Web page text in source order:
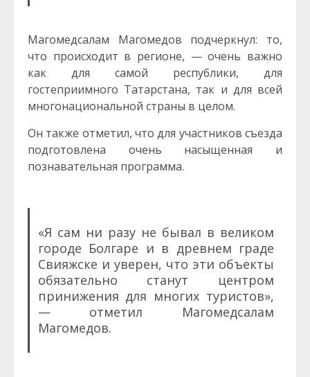
Магомедсалам Магомедов подчеркнул: то,
что происходит в регионе, — очень важно
как для самой республики, для
гостеприимного Татарстана, так и для всей
многонациональной страны в целом.
Он также отметил, что для участников съезда
подготовлена очень насыщенная и
познавательная программа.
«Я сам ни разу не бывал в великом
городе Болгаре и в древнем граде
Свияжске и уверен, что эти объекты
обязательно станут центром
принижения для многих туристов»,
— отметил Магомедсалам
Магомедов.